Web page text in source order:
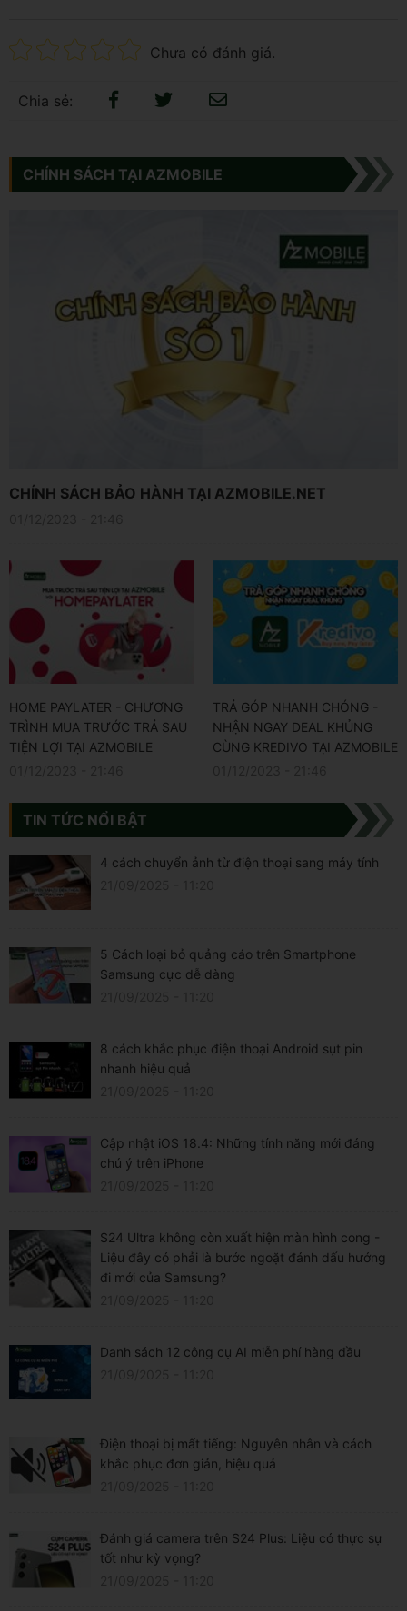
Chưa có đánh giá.
Chia sẻ:
CHÍNH SÁCH TẠI AZMOBILE
CHÍNH SÁCH BẢO HÀNH TẠI AZMOBILE.NET
HOME PAYLATER - CHƯƠNG
TRÌNH MUA TRƯỚC TRẢ SAU
TIỆN LỢI TẠI AZMOBILE
TRẢ GÓP NHANH CHÓNG -
NHẬN NGAY DEAL KHỦNG
CÙNG KREDIVO TẠI AZMOBILE
TIN TỨC NỔI BẬT
4 cách chuyển ảnh từ điện thoại sang máy tính
5 Cách loại bỏ quảng cáo trên Smartphone
Samsung cực dễ dàng
8 cách khắc phục điện thoại Android sụt pin
nhanh hiệu quả
Cập nhật iOS 18.4: Những tính năng mới đáng
chú ý trên iPhone
S24 Ultra không còn xuất hiện màn hình cong -
Liệu đây có phải là bước ngoặt đánh dấu hướng
đi mới của Samsung?
Danh sách 12 công cụ AI miễn phí hàng đầu
Điện thoại bị mất tiếng: Nguyên nhân và cách
khắc phục đơn giản, hiệu quả
Đánh giá camera trên S24 Plus: Liệu có thực sự
tốt như kỳ vọng?